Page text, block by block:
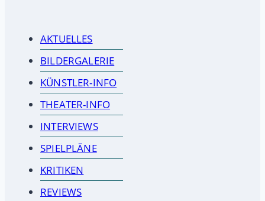
AKTUELLES
BILDERGALERIE
KÜNSTLER-INFO
THEATER-INFO
INTERVIEWS
SPIELPLÄNE
KRITIKEN
REVIEWS